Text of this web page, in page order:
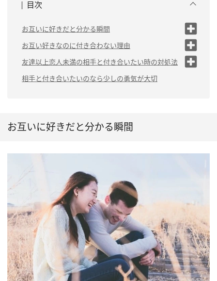
目次
お互いに好きだと分かる瞬間
（1）２人で会うことが増えた
（2）まめに連絡を取るようにな
った
（3）スキンシップが増えた
お互い好きなのに付き合わない理由
（1）今の距離感に満足している
（2）付き合うタイミングを逃してしまった
（5）他に優先したいことがあって恋愛をする気
がない
友達以上恋人未満の相手と付き合いたい時の対処法
（1）思い切って告白する
相手と付き合いたいのなら少しの勇気が大切
お互いに好きだと分かる瞬間